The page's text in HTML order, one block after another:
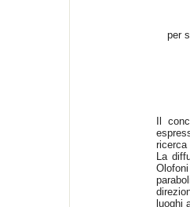
per
Il
La
luoghi